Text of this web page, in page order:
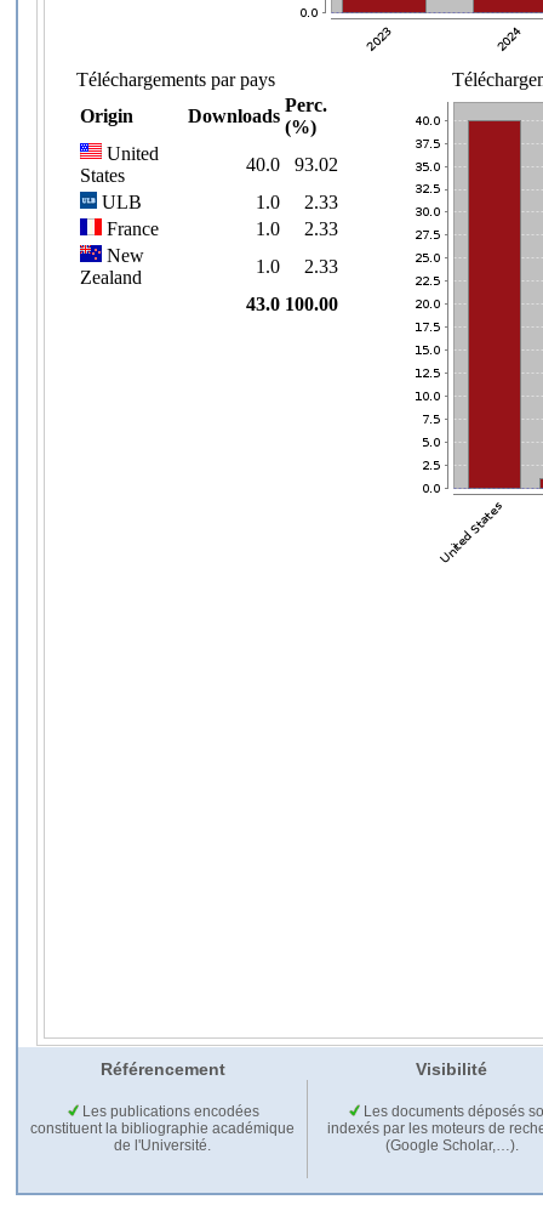
Référencement Visibilité
Les publications encodées
constituent la bibliographie académique
de l'Université.
Les documents déposés
indexés par les moteurs de
(Google Scholar,…).